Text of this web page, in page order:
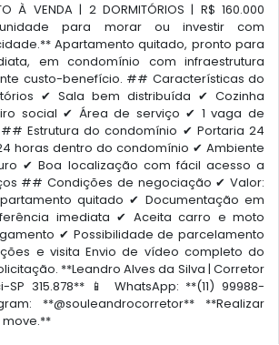
À VENDA | 2 DORMITÓRIOS | R$ 160.000
para morar ou investir com
Apartamento quitado, pronto para
em condomínio com infraestrutura
custo-benefício. ## Características do
✔ Sala bem distribuída ✔ Cozinha
social ✔ Área de serviço ✔ 1 vaga de
Estrutura do condomínio ✔ Portaria 24
horas dentro do condomínio ✔ Ambiente
✔ Boa localização com fácil acesso a
## Condições de negociação ✔ Valor:
quitado ✔ Documentação em
imediata ✔ Aceita carro e moto
✔ Possibilidade de parcelamento
e visita Envio de vídeo completo do
**Leandro Alves da Silva | Corretor
315.878** 📱 WhatsApp: **(11) 99988-
**@souleandrocorretor** **Realizar
move.**